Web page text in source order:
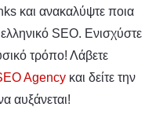
και ανακαλύψτε ποια
ελληνικό SEO. Ενισχύστε
τρόπο! Λάβετε
Agency και δείτε την
αυξάνεται!